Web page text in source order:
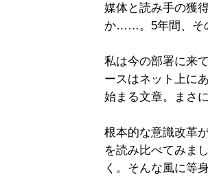
媒体と読み手の獲
か……。5年間、そ
私は今の部署に来
ースはネット上に
始まる文章。まさ
根本的な意識改革
を読み比べてみま
く。そんな風に等